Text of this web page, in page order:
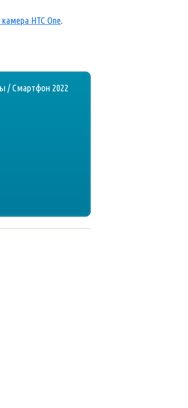
HTC One.
/ Смартфон 2022